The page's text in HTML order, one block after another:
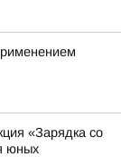
«Зарядка со
юных